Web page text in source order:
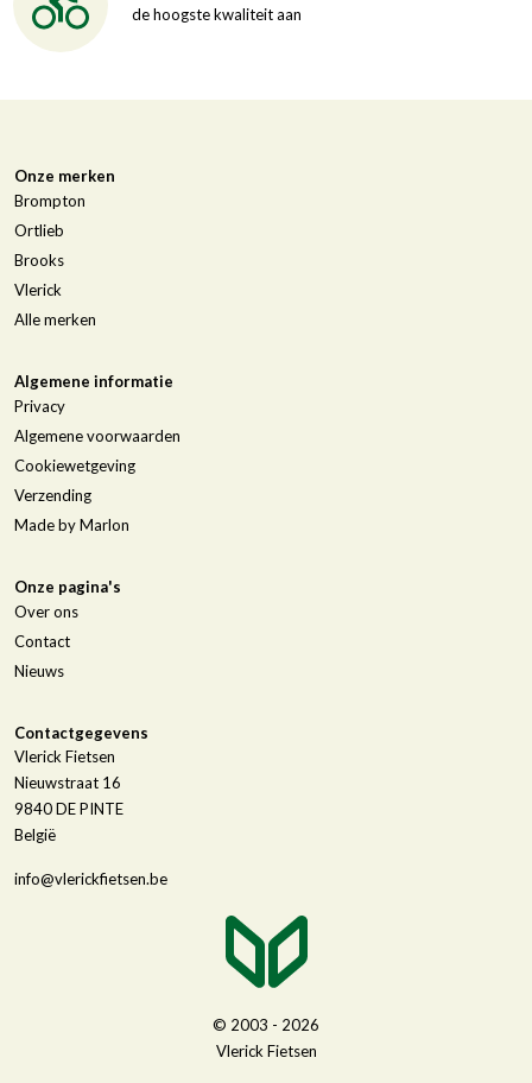
de hoogste kwaliteit aan
Onze merken
Brompton
Ortlieb
Brooks
Vlerick
Alle merken
Algemene informatie
Privacy
Algemene voorwaarden
Cookiewetgeving
Verzending
Made by Marlon
Onze pagina's
Over ons
Contact
Nieuws
Contactgegevens
Vlerick Fietsen
Nieuwstraat 16
9840DE PINTE
België
info@vlerickfietsen.be
© 2003 - 2026
Vlerick Fietsen